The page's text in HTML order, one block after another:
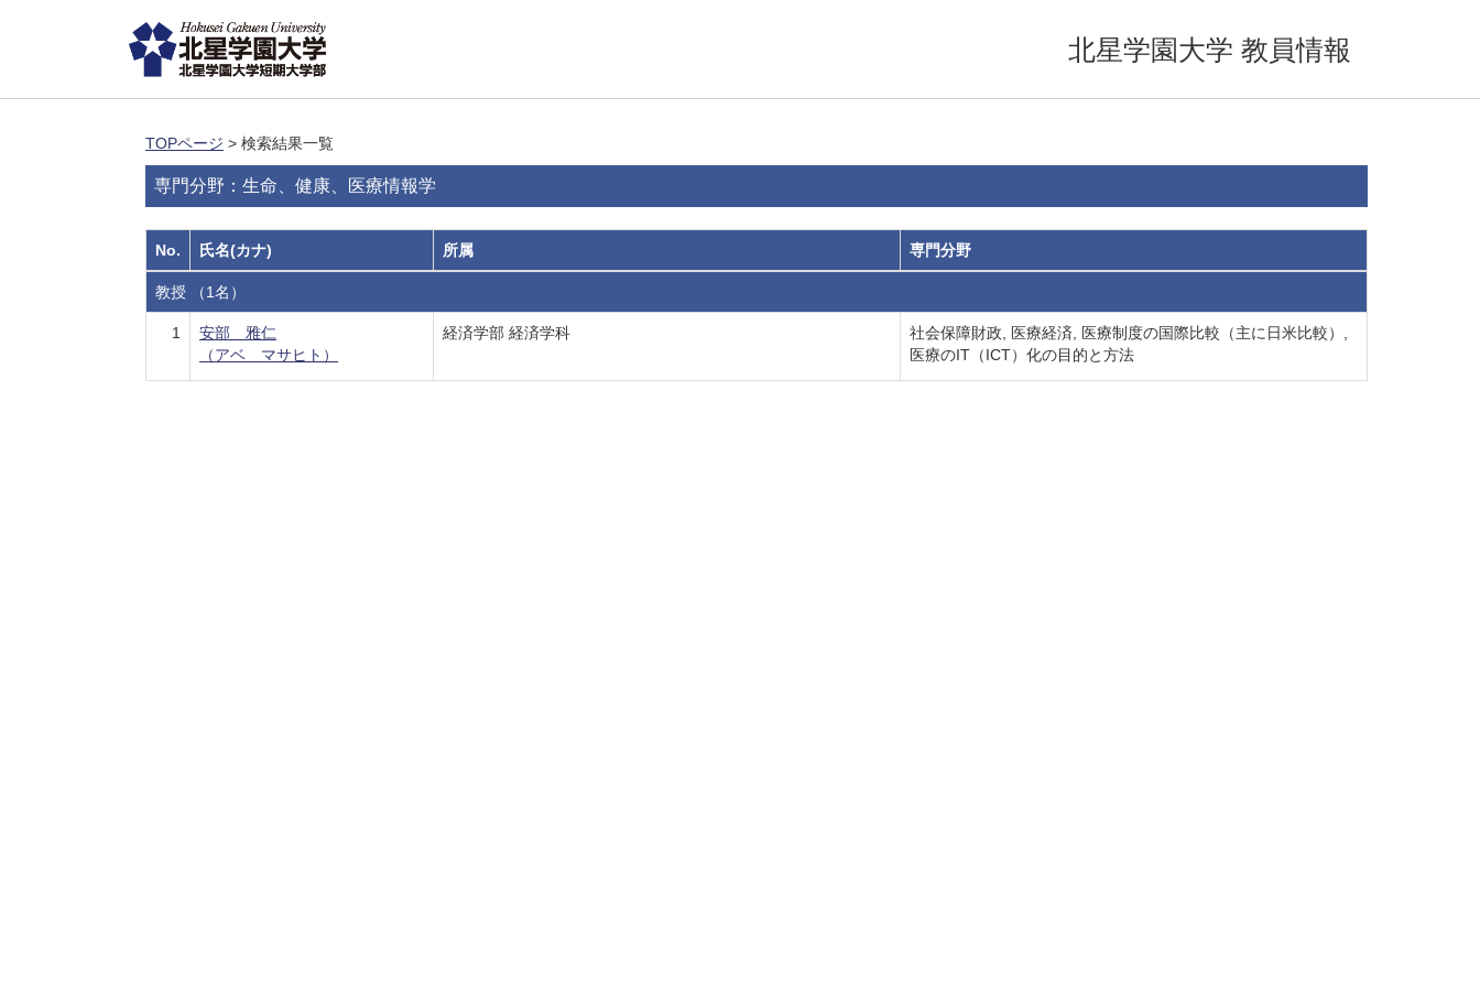
北星学園大学 教員情報
TOPページ > 検索結果一覧
専門分野：生命、健康、医療情報学
No. 氏名(カナ) 所属 専門分野
教授 （1名）
1
安部 雅仁
（アベ マサヒト）
経済学部 経済学科
社会保障財政, 医療経済, 医療制度の国際比較（主に日米比較）,
医療のIT（ICT）化の目的と方法